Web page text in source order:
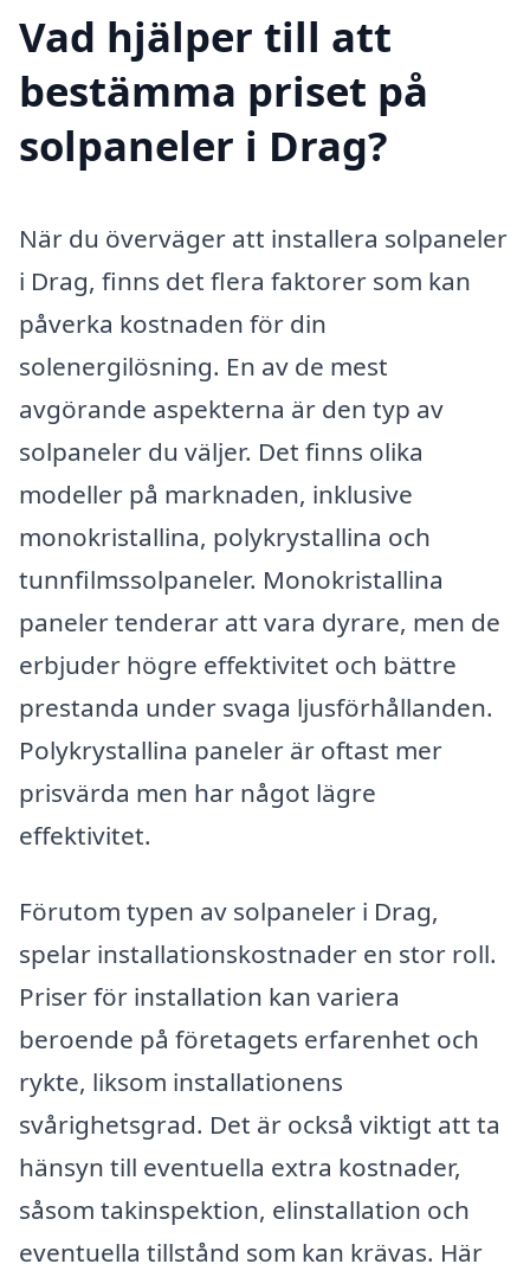
Vad hjälper till att
bestämma priset på
solpaneler i Drag?
När du överväger att installera solpaneler
i Drag, finns det flera faktorer som kan
påverka kostnaden för din
solenergilösning. En av de mest
avgörande aspekterna är den typ av
solpaneler du väljer. Det finns olika
modeller på marknaden, inklusive
monokristallina, polykrystallina och
tunnfilmssolpaneler. Monokristallina
paneler tenderar att vara dyrare, men de
erbjuder högre effektivitet och bättre
prestanda under svaga ljusförhållanden.
Polykrystallina paneler är oftast mer
prisvärda men har något lägre
effektivitet.
Förutom typen av solpaneler i Drag,
spelar installationskostnader en stor roll.
Priser för installation kan variera
beroende på företagets erfarenhet och
rykte, liksom installationens
svårighetsgrad. Det är också viktigt att ta
hänsyn till eventuella extra kostnader,
såsom takinspektion, elinstallation och
eventuella tillstånd som kan krävas. Här